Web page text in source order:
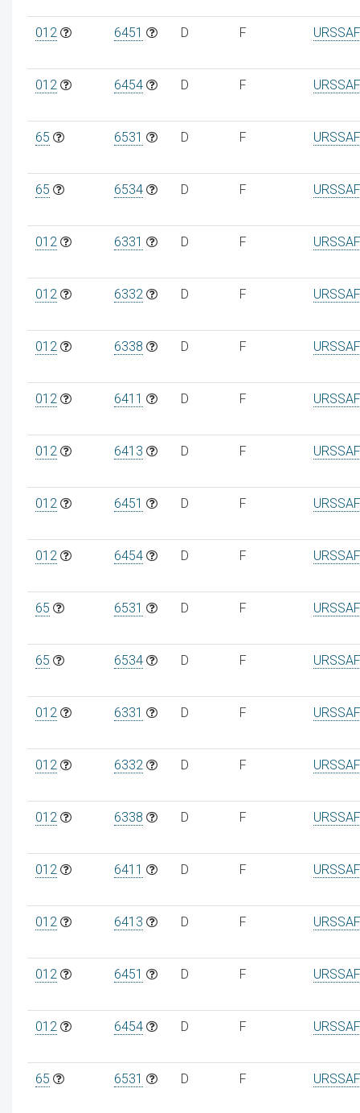
012 6451 D F
012 6454 D F
65 6531 D F
65 6534 D F
012 6331 D F
012 6332 D F
012 6338 D F
012 6411 D F
012 6413 D F
012 6451 D F
012 6454 D F
65 6531 D F
65 6534 D F
012 6331 D F
012 6332 D F
012 6338 D F
012 6411 D F
012 6413 D F
012 6451 D F
012 6454 D F
65 6531 D F